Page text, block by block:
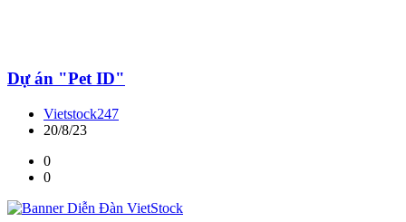
Dự án "Pet ID"
Vietstock247
20/8/23
0
0